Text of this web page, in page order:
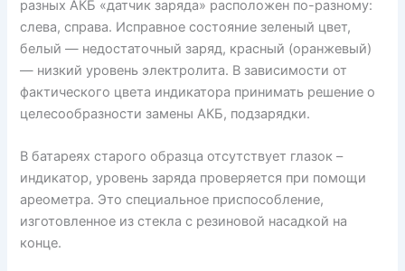
разных АКБ «датчик заряда» расположен по-разному:
слева, справа. Исправное состояние зеленый цвет,
белый — недостаточный заряд, красный (оранжевый)
— низкий уровень электролита. В зависимости от
фактического цвета индикатора принимать решение о
целесообразности замены АКБ, подзарядки.
В батареях старого образца отсутствует глазок –
индикатор, уровень заряда проверяется при помощи
ареометра. Это специальное приспособление,
изготовленное из стекла с резиновой насадкой на
конце.